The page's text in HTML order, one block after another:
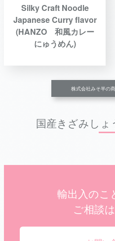
Silky Craft Noodle
Japanese Curry flavor
(HANZO 和風カレー
にゅうめん)
株式会社みそ半の
国産きざみしょ
輸出入のこ
ご相談